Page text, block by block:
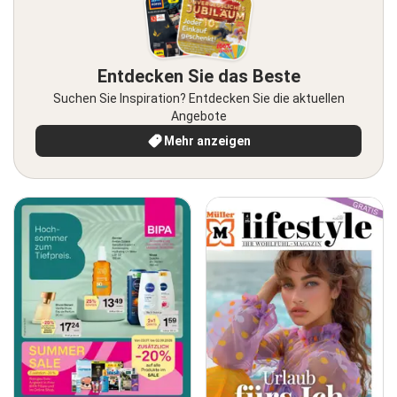
Entdecken Sie das Beste
Suchen Sie Inspiration? Entdecken Sie die aktuellen
Angebote
Mehr anzeigen